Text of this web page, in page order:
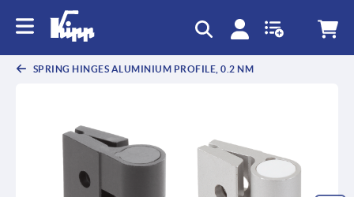
SPRING HINGES ALUMINIUM PROFILE, 0.2 NM